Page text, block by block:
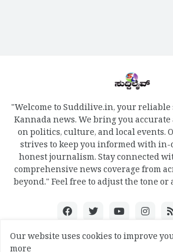
"Welcome to Suddilive.in, your
Kannada news. We bring you
on politics, culture, and local events.
strives to keep you informed with
honest journalism. Stay connected
comprehensive news coverage from
beyond." Feel free to adjust the tone
Our website uses cookies to improve